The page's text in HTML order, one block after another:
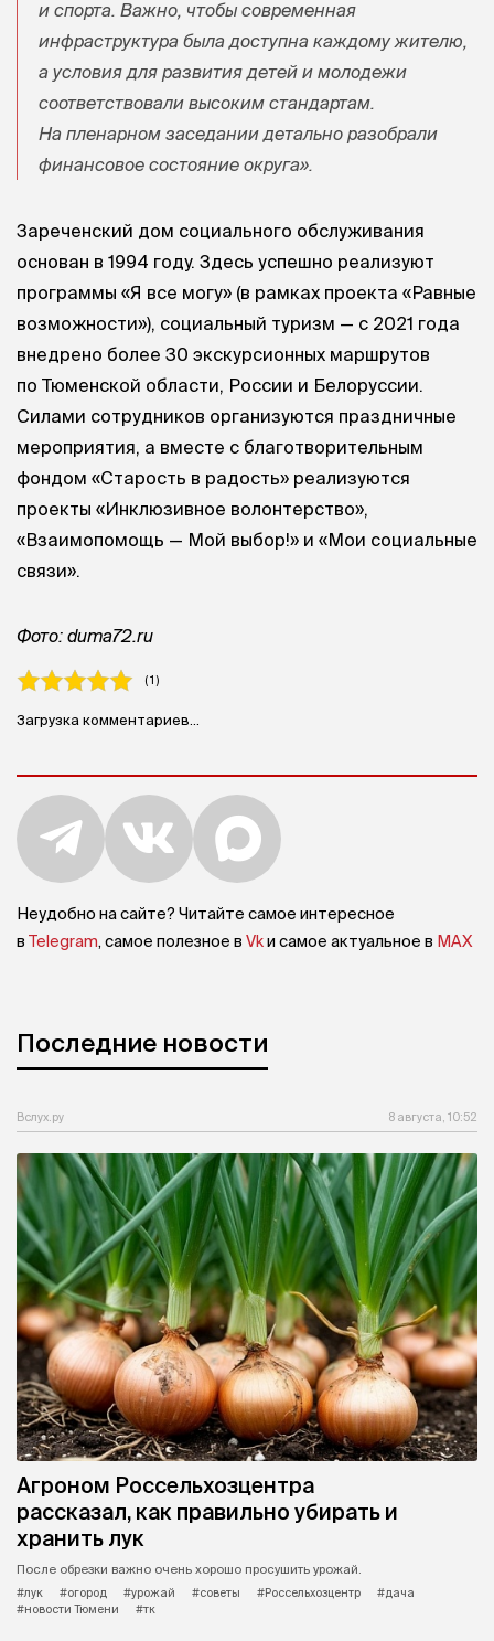
и спорта. Важно, чтобы современная
инфраструктура была доступна каждому жителю,
а условия для развития детей и молодежи
соответствовали высоким стандартам.
На пленарном заседании детально разобрали
финансовое состояние округа».
Зареченский дом социального обслуживания
основан в 1994 году. Здесь успешно реализуют
программы «Я все могу» (в рамках проекта «Равные
возможности»), социальный туризм — с 2021 года
внедрено более 30 экскурсионных маршрутов
по Тюменской области, России и Белоруссии.
Силами сотрудников организуются праздничные
мероприятия, а вместе с благотворительным
фондом «Старость в радость» реализуются
проекты «Инклюзивное волонтерство»,
«Взаимопомощь — Мой выбор!» и «Мои социальные
связи».
Фото: duma72.ru
( 1 )
Загрузка комментариев...
Неудобно на сайте? Читайте самое интересное
в Telegram, самое полезное в Vkи самое актуальное в MAX
Последние новости
Вслух.ру 8 августа, 10:52
Агроном Россельхозцентра
рассказал, как правильно убирать и
хранить лук
После обрезки важно очень хорошо просушить урожай.
#лук
#огород #урожай #советы #Россельхозцентр
#дача
#новости Тюмени
#тк